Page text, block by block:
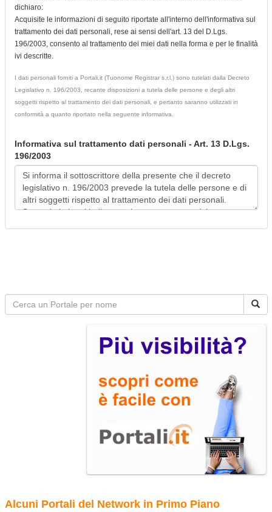
dichiaro:
Acquisite le informazioni di seguito riportate all'interno dell'informativa sul
trattamento dei dati personali, rese ai sensi dell'art. 13 del D.Lgs.
196/2003, consento al trattamento dei miei dati nella forma e per le finalità
ivi descritte.
I dati personali forniti a Portali.it (Tuonome Registrar s.r.l.) sono tutelati dalla Decreto
Legislativo n. 196/2003, recante disposizioni a tutela delle persone e degli altri
soggetti rispetto al trattamento dei dati personali, e pertanto saranno utilizzati in
conformità a quanto riportato nella seguente informativa.
Informativa sul trattamento dati personali - Art. 13 D.Lgs.
196/2003
Alcuni Portali del Network in Primo Piano